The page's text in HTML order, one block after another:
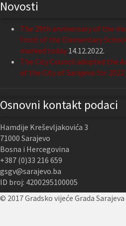
Novosti
The 29th anniversary of the
front of the Elementary
marked today 14.12.2022.
The City Council adopted the
of the City of Sarajevo for 2022
Osnovni kontakt podaci
Hamdije Kreševljakovića 3
71000 Sarajevo
Bosna i Hercegovina
+387 (0)33 216 659
gsgv@sarajevo.ba
ID broj: 4200295100005
© 2017 Gradsko vijeće Grada Sarajeva